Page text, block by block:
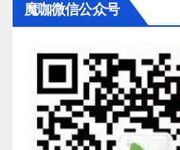
魔咖微信公众号